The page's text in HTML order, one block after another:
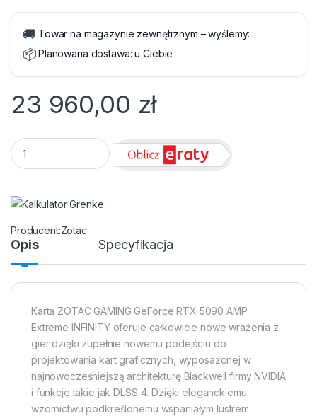
🚚 Towar na magazynie zewnętrznym – wyślemy:
📦Planowana dostawa:u Ciebie
23 960,00 zł
GeForce RTX 5090 32GB Zotac AMP Extreme Infinity quantity
Zotac
Opis Specyfikacja
Karta ZOTAC GAMING GeForce RTX 5090 AMP
Extreme INFINITY oferuje całkowicie nowe wrażenia z
gier dzięki zupełnie nowemu podejściu do
projektowania kart graficznych, wyposażonej w
najnowocześniejszą architekturę Blackwell firmy NVIDIA
i funkcje takie jak DLSS 4. Dzięki eleganckiemu
wzornictwu podkreślonemu wspaniałym lustrem